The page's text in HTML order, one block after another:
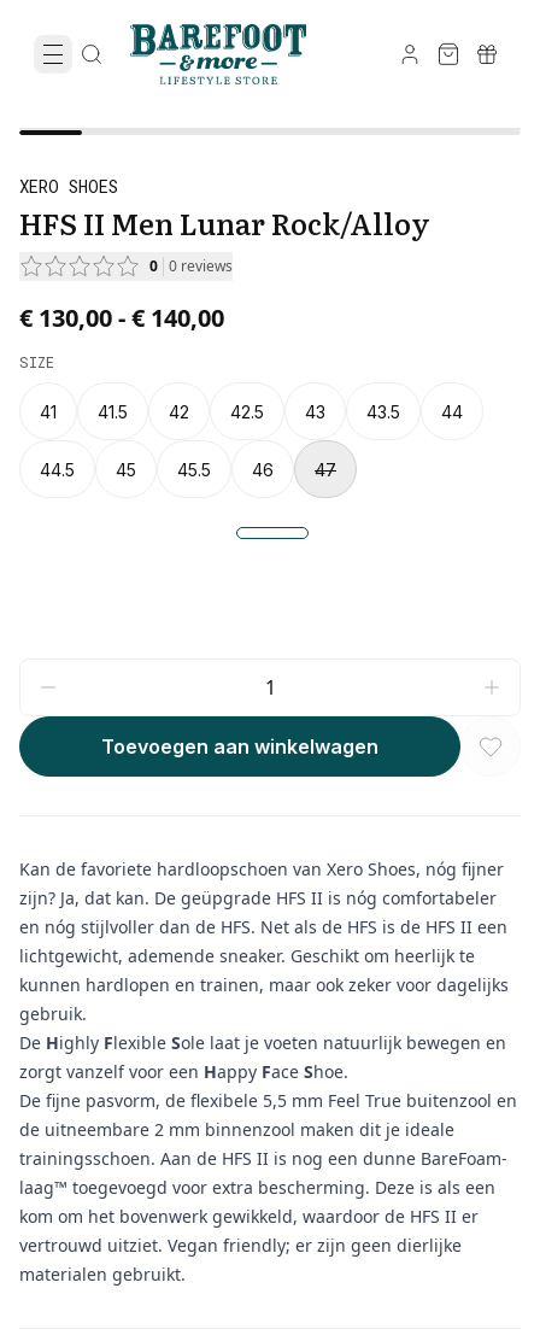
XERO SHOES
HFS II Men Lunar Rock/Alloy
0 0 reviews
Price from € 130,00 to € 140,00.
€ 130,00-€ 140,00
SIZE
41 41.5 42 42.5 43 43.5 44
44.5 45 45.5 46 47
Toevoegen aan winkelwagen
Kan de favoriete hardloopschoen van Xero Shoes, nóg fijner
zijn? Ja, dat kan. De geüpgrade HFS II is nóg comfortabeler
en nóg stijlvoller dan de HFS. Net als de HFS is de HFS II een
lichtgewicht, ademende sneaker. Geschikt om heerlijk te
kunnen hardlopen en trainen, maar ook zeker voor dagelijks
gebruik.
De Highly Flexible Sole laat je voeten natuurlijk bewegen en
zorgt vanzelf voor een Happy Face Shoe.
De fijne pasvorm, de flexibele 5,5 mm Feel True buitenzool en
de uitneembare 2 mm binnenzool maken dit je ideale
trainingsschoen. Aan de HFS II is nog een dunne BareFoam-
laag™ toegevoegd voor extra bescherming. Deze is als een
kom om het bovenwerk gewikkeld, waardoor de HFS II er
vertrouwd uitziet. Vegan friendly; er zijn geen dierlijke
materialen gebruikt.